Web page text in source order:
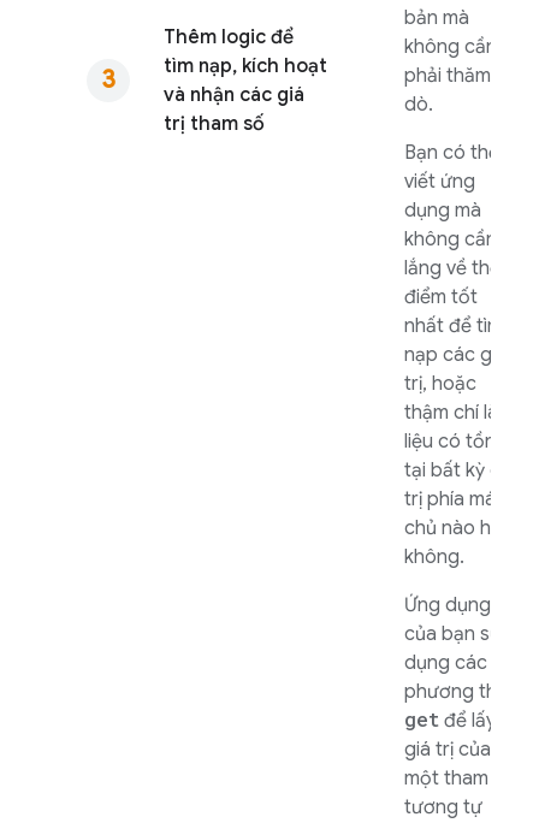
Thêm logic để
tìm nạp, kích hoạt
và nhận các giá
trị tham số
bản mà
không cần
phải thăm
dò.
Bạn có thể
viết ứng
dụng mà
không cần lo
lắng về thời
điểm tốt
nhất để tìm
nạp các giá
trị, hoặc
thậm chí là
liệu có tồn
tại bất kỳ giá
trị phía máy
chủ nào hay
không.
Ứng dụng
của bạn sử
dụng các
phương thức
get để lấy
giá trị của
một tham số,
tương tự